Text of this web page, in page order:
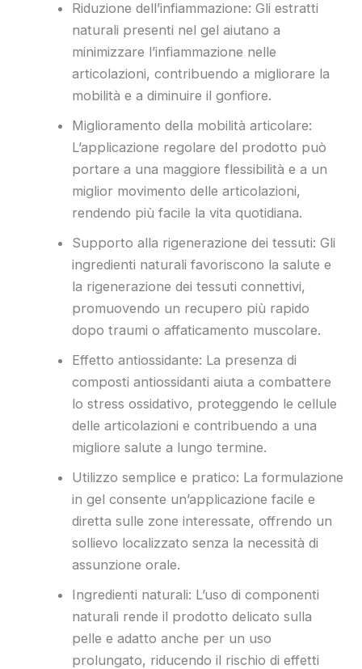
Riduzione dell’infiammazione: Gli estratti
naturali presenti nel gel aiutano a
minimizzare l’infiammazione nelle
articolazioni, contribuendo a migliorare la
mobilità e a diminuire il gonfiore.
Miglioramento della mobilità articolare:
L’applicazione regolare del prodotto può
portare a una maggiore flessibilità e a un
miglior movimento delle articolazioni,
rendendo più facile la vita quotidiana.
Supporto alla rigenerazione dei tessuti: Gli
ingredienti naturali favoriscono la salute e
la rigenerazione dei tessuti connettivi,
promuovendo un recupero più rapido
dopo traumi o affaticamento muscolare.
Effetto antiossidante: La presenza di
composti antiossidanti aiuta a combattere
lo stress ossidativo, proteggendo le cellule
delle articolazioni e contribuendo a una
migliore salute a lungo termine.
Utilizzo semplice e pratico: La formulazione
in gel consente un’applicazione facile e
diretta sulle zone interessate, offrendo un
sollievo localizzato senza la necessità di
assunzione orale.
Ingredienti naturali: L’uso di componenti
naturali rende il prodotto delicato sulla
pelle e adatto anche per un uso
prolungato, riducendo il rischio di effetti